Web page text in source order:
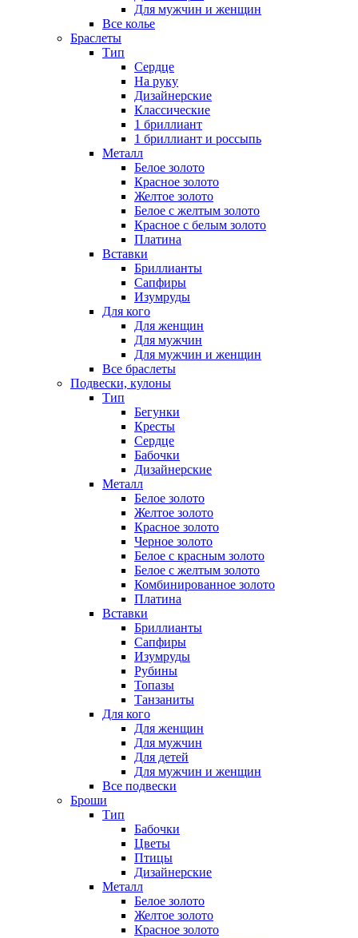
Для мужчин и женщин
Все колье
Браслеты
Тип
Сердце
На руку
Дизайнерские
Классические
1 бриллиант
1 бриллиант и россыпь
Металл
Белое золото
Красное золото
Желтое золото
Белое с желтым золото
Красное с белым золото
Платина
Вставки
Бриллианты
Сапфиры
Изумруды
Для кого
Для женщин
Для мужчин
Для мужчин и женщин
Все браслеты
Подвески, кулоны
Тип
Бегунки
Кресты
Сердце
Бабочки
Дизайнерские
Металл
Белое золото
Желтое золото
Красное золото
Черное золото
Белое с красным золото
Белое с желтым золото
Комбинированное золото
Платина
Вставки
Бриллианты
Сапфиры
Изумруды
Рубины
Топазы
Танзаниты
Для кого
Для женщин
Для мужчин
Для детей
Для мужчин и женщин
Все подвески
Броши
Тип
Бабочки
Цветы
Птицы
Дизайнерские
Металл
Белое золото
Желтое золото
Красное золото